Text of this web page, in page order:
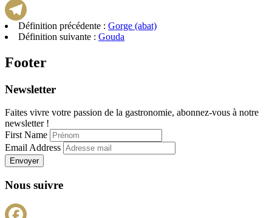
Telegram
Définition précédente : Gorge (abat)
Définition suivante : Gouda
Footer
Newsletter
Faites vivre votre passion de la gastronomie, abonnez-vous à notre
newsletter !
First Name
Email Address
Envoyer
Nous suivre